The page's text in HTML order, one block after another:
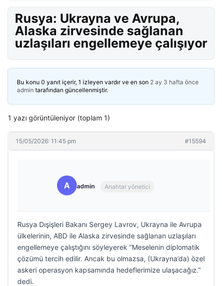
Rusya: Ukrayna ve Avrupa,
Alaska zirvesinde sağlanan
uzlaşıları engellemeye çalışıyor
Bu konu 0 yanıt içerir, 1 izleyen vardır ve en son 2 ay 3 hafta önce
admin tarafından güncellenmiştir.
1 yazı görüntüleniyor (toplam 1)
15/05/2026: 11:45 pm #15594
A admin Anahtar yönetici
Rusya Dışişleri Bakanı Sergey Lavrov, Ukrayna ile Avrupa
ülkelerinin, ABD ile Alaska zirvesinde sağlanan uzlaşıları
engellemeye çalıştığını söyleyerek “Meselenin diplomatik
çözümü tercih edilir. Ancak bu olmazsa, (Ukrayna’da) özel
askeri operasyon kapsamında hedeflerimize ulaşacağız.”
dedi.